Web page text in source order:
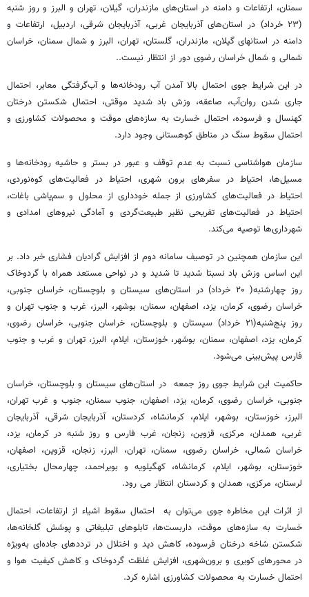
سمنان، ارتفاعات و دامنه در استان‌های مازندران، گیلان، تهران و البرز و روز شنبه
(۲۳ خرداد) در استان‌های آذربایجان غربی، آذربایجان شرقی، اردبیل، ارتفاعات و
دامنه در استانهای گیلان، مازندران، گلستان، تهران، البرز و شمال سمنان، خراسان
شمالی و شمال خراسان رضوی دور از انتظار نیست..
در این شرایط جوی احتمال بالا آمدن آب رودخانه‌ها و آب‌گرفتگی معابر، احتمال
جاری شدن روان‌آب، صاعقه، وزش باد شدید موقتی، احتمال شکستن درختان
کهنسال و فرسوده، احتمال خسارت به سازه‌های موقت و محصولات کشاورزی و
احتمال سقوط سنگ در مناطق کوهستانی وجود دارد.
سازمان هواشناسی نسبت به عدم توقف و عبور در بستر و حاشیه رودخانه‌ها و
مسیل‌ها، احتیاط در سفرهای برون شهری، احتیاط در فعالیت‌های کوه‌نوردی،
احتیاط در فعالیت‌های کشاورزی از جمله خودداری از محلول و سم‌پاشی باغات،
احتیاط در فعالیت‌های تفریحی نظیر طبیعت‌گردی و آمادگی نیروهای امدادی و
شهرداری‌ها توصیه می‌کند.
این سازمان همچنین در توصیف سامانه دوم از افزایش گرادیان فشاری خبر داد. بر
این اساس وزش باد نسبتا شدید تا شدید و در نواحی مستعد همراه با گردوخاک
روز چهارشنبه( ۲۰ خرداد) در استان‌های سیستان و بلوچستان، خراسان جنوبی،
خراسان رضوی، کرمان، یزد، اصفهان، سمنان، بوشهر، البرز، غرب و جنوب تهران و
روز پنج‌شنبه(۲۱ خرداد) سیستان و بلوچستان، خراسان جنوبی، خراسان رضوی،
کرمان، یزد، اصفهان، سمنان، بوشهر، خوزستان، ایلام، البرز، تهران و غرب و جنوب
فارس پیش‌بینی می‌شود.
حاکمیت این شرایط جوی روز جمعه در استان‌های سیستان و بلوچستان، خراسان
جنوبی، خراسان رضوی، کرمان، یزد، اصفهان، جنوب سمنان، جنوب و غرب تهران،
البرز، خوزستان، بوشهر، ایلام، کرمانشاه، کردستان، آذربایجان شرقی، آذربایجان
غربی، همدان، مرکزی، قزوین، زنجان، غرب فارس و روز شنبه در کرمان، یزد،
خراسان شمالی، خراسان رضوی، سمنان، تهران، البرز، زنجان، قزوین، اصفهان،
خوزستان، بوشهر، ایلام، کرمانشاه، کهگیلویه و بویراحمد، چهارمحال بختیاری،
لرستان، مرکزی، همدان و کردستان انتظار می رود.
از اثرات این مخاطره جوی می‌توان به احتمال سقوط اشیاء از ارتفاعات، احتمال
خسارت به سازه‌های موقت، داربست‌ها، تابلوهای تبلیغاتی و پوشش گلخانه‌ها،
شکستن شاخه درختان فرسوده، کاهش دید و اختلال در ترددهای جاده‌ای به‌ویژه
در محورهای کویری و برون‌شهری، افزایش غلظت گردوخاک و کاهش کیفیت هوا و
احتمال خسارت به محصولات کشاورزی اشاره کرد.